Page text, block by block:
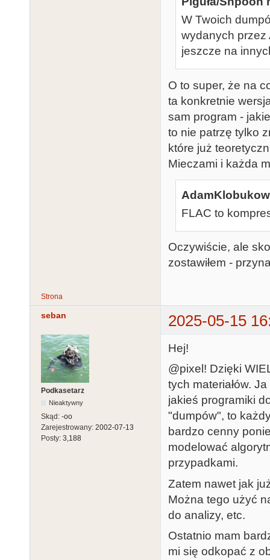
W Twoich
wydanych przez
jeszcze na
O to super, że na
ta konkretnie
sam program -
to nie patrzę tylko
które już
Mieczami i każda
FLAC to
Oczywiście, ale
zostawiłem -
Strona
seban 2025-05-15
Podkasetarz
Nieaktywny
Skąd: -oo
Zarejestrowany: 2002-07-13
Posty: 3,188
Hej!
@pixel! Dzięki
tych materiałów.
jakieś programiki
"dumpów", to
bardzo cenny
modelować
przypadkami.
Zatem nawet jak
Można tego użyć
do analizy, etc.
Ostatnio mam
mi się odkopać z